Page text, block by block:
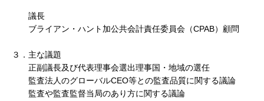
議長
ブライアン・ハント加公共会計責任委員会（CPAB）顧問
３．主な議題
正副議長及び代表理事会選出理事国・地域の選任
監査法人のグローバルCEO等との監査品質に関する議論
監査や監査監督当局のあり方に関する議論